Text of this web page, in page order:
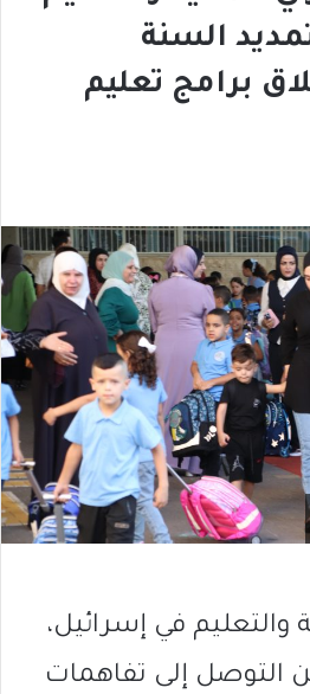
السنة
برامج تعليم
والتعليم في إسرائيل،
عن التوصل إلى تفاهمات